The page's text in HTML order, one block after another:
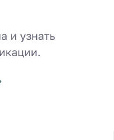
и узнать